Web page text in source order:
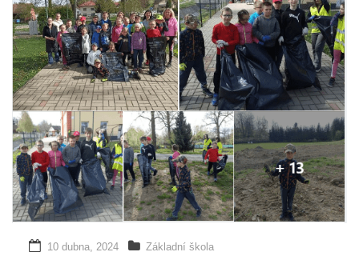
10 dubna, 2024 Základní škola